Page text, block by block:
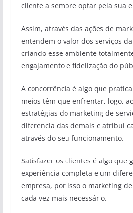
cliente a sempre optar pela sua
Assim, através das ações de
entendem o valor dos serviços
criando esse ambiente
engajamento e fidelização do
A concorrência é algo que
meios têm que enfrentar, logo,
estratégias do marketing de
diferencia das demais e atribui
através do seu funcionamento.
Satisfazer os clientes é algo que
experiência completa e um
empresa, por isso o marketing
cada vez mais necessário.